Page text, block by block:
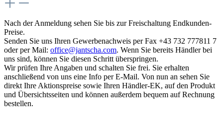
Nach der Anmeldung sehen Sie bis zur Freischaltung Endkunden-
Preise.
Senden Sie uns Ihren Gewerbenachweis per Fax +43 732 777811 7
oder per Mail: office@jantscha.com. Wenn Sie bereits Händler bei
uns sind, können Sie diesen Schritt überspringen.
Wir prüfen Ihre Angaben und schalten Sie frei. Sie erhalten
anschließend von uns eine Info per E-Mail. Von nun an sehen Sie
direkt Ihre Aktionspreise sowie Ihren Händler-EK, auf den Produkt
und Übersichtsseiten und können außerdem bequem auf Rechnung
bestellen.